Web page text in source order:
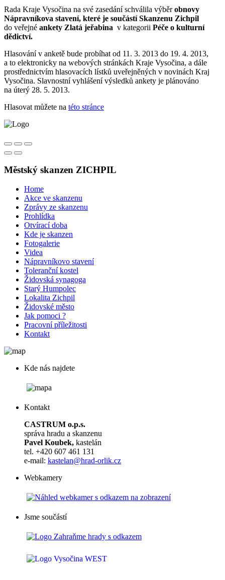
Rada Kraje Vysočina na své zasedání schválila výběrobnovy
Nápravníkova stavení, které je součástí Skanzenu Zichpil
do veřejné ankety Zlatá jeřabina v kategorii Péče o kulturní
dědictví.
Hlasování v anketě bude probíhat od 11. 3. 2013 do 19. 4. 2013,
a to elektronicky na webových stránkách Kraje Vysočina, a dále
prostřednictvím hlasovacích lístků uveřejněných v novinách Kraj
Vysočina. Slavnostní vyhlášení výsledků ankety je plánováno
na úterý 28. 5. 2013.
Hlasovat můžete na této stránce
Městský skanzen ZICHPIL
Home
Akce ve skanzenu
Zprávy ze skanzenu
Prohlídka
Otvírací doba
Kde je skanzen
Fotogalerie
Videa
Nápravníkovo stavení
Toleranční kostel
Židovská synagoga
Starý Humpolec
Lokalita Zichpil
Židovské město
Jak pomoci ?
Pracovní příležitosti
Kontakt
Kde nás najdete
Kontakt
CASTRUM o.p.s.
správa hradu a skanzenu
Pavel Koubek, kastelán
tel. +420 607 461 131
e-mail: kastelan@hrad-orlik.cz
Webkamery
Jsme součástí